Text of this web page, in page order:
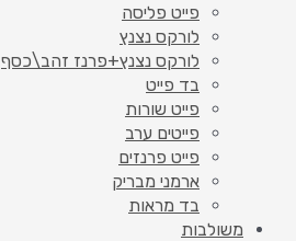
פייט פליסה
לורקס נצנץ
לורקס נצנץ+פרנז זהב\כסף
בד פייט
פייט שורות
פייטים ערב
פייט פרנזים
ארמני מבריק
בד מראות
משולבות